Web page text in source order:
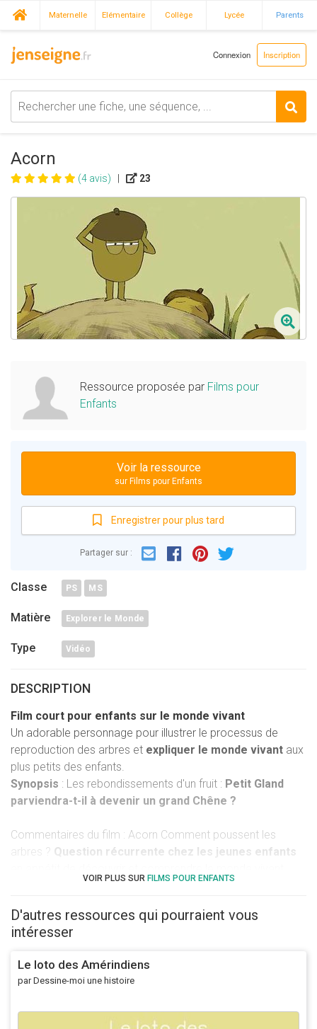
Maternelle Elémentaire Collège Lycée Parents
Connexion Inscription
Acorn
(4 avis) 23
Classe PS MS
Matière Explorer le Monde
Type Vidéo
Voir la ressource
sur Films pour Enfants
Enregistrer pour plus tard
Partager sur : EmailFacebook
Pinterest
Ressource proposée par Films pour
Enfants
DESCRIPTION
Film court pour enfants sur le monde vivant
Un adorable personnage pour illustrer le processus de
reproduction des arbres et expliquer le monde vivant aux
plus petits des enfants.
Synopsis : Les rebondissements d'un fruit : Petit Gland
parviendra-t-il à devenir un grand Chêne ?
Commentaires du film : Acorn Comment poussent les
arbres ? Question récurrente chez les jeunes enfants
Les arbres sont présents sur une grande partie de la
comment poussent-ils ?
ont plus d'un tour dans leur sac ! Voici un adorable
personnage pour illustrer le
seul à ne pas s être planté. Alors, coiffé de sa cupule, il
VOIR PLUS SUR FILMS POUR ENFANTS
D'autres ressources qui pourraient vous
intéresser
Le loto des Amérindiens
par Dessine-moi une histoire